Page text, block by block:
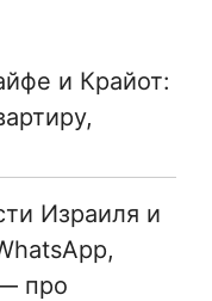
и Крайот:
Израиля и
про